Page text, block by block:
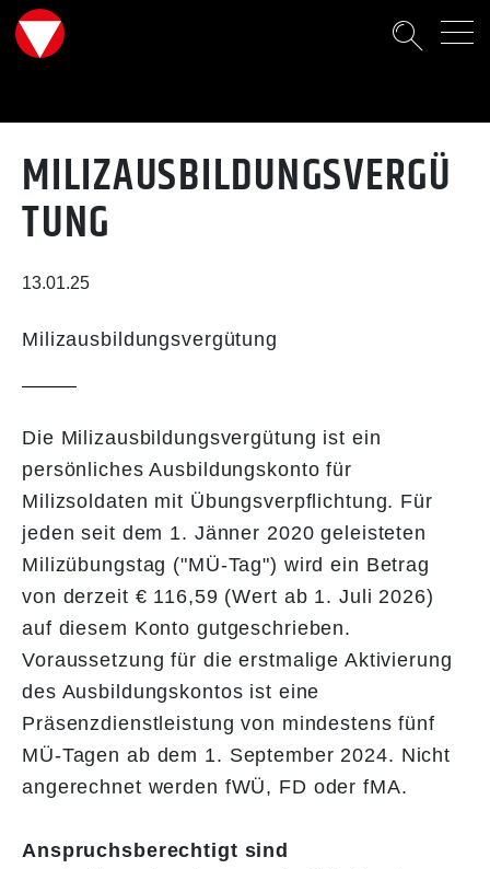
Suche
MILIZAUSBILDUNGSVERGÜ
TUNG
13.01.25
Milizausbildungsvergütung
Die Milizausbildungsvergütung ist ein
persönliches Ausbildungskonto für
Milizsoldaten mit Übungsverpflichtung. Für
jeden seit dem 1. Jänner 2020 geleisteten
Milizübungstag ("MÜ-Tag") wird ein Betrag
von derzeit € 116,59 (Wert ab 1. Juli 2026)
auf diesem Konto gutgeschrieben.
Voraussetzung für die erstmalige Aktivierung
des Ausbildungskontos ist eine
Präsenzdienstleistung von mindestens fünf
MÜ-Tagen ab dem 1. September 2024. Nicht
angerechnet werden fWÜ, FD oder fMA.
Anspruchsberechtigt sind